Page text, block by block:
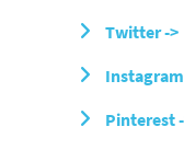
Twitter ->
Pinterest